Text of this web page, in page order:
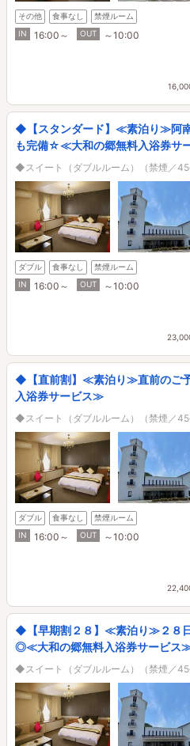
その他 食事なし
禁煙ルーム
IN
16:00～ OUT ～10:00
◆【スタンダード】≪素泊り≫阿
も完備☆≪大和の郷無料入浴券サ
◆スイート（ダブルルーム）（禁煙／
ダブル 食事なし
禁煙ルーム
IN
16:00～ OUT ～10:00
◆【直前割】≪素泊り≫直前のご
入浴券サービス≫
◆スイート（ダブルルーム）（禁煙／
ダブル 食事なし
禁煙ルーム
IN
16:00～ OUT ～10:00
◆【早期割２８】≪素泊り≫２８
◎≪大和の郷無料入浴券サービス
◆スイート（ダブルルーム）（禁煙／